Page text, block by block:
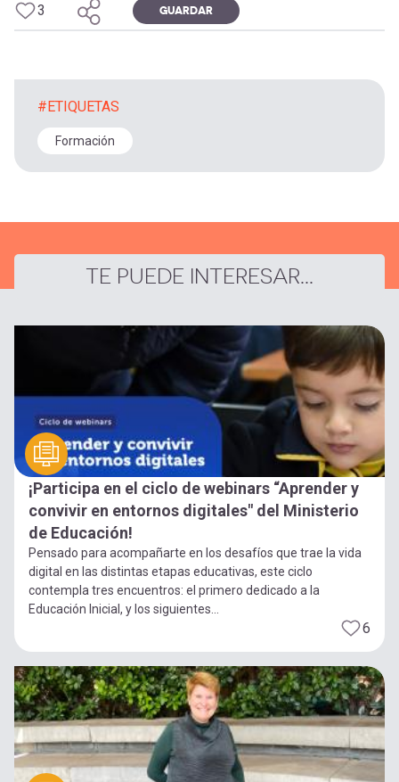
3 GUARDAR
#ETIQUETAS
Formación
TE PUEDE INTERESAR...
¡Participa en el ciclo de webinars “Aprender y
convivir en entornos digitales" del Ministerio
de Educación!
Pensado para acompañarte en los desafíos que trae la vida
digital en las distintas etapas educativas, este ciclo
contempla tres encuentros: el primero dedicado a la
Educación Inicial, y los siguientes...
6